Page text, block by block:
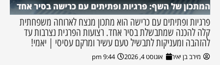
המתכון של השף: פרגיות ופתיתים עם כרישה בסיר אחד
פרגיות ופתיתים עם כרישה הוא מתכון מנצח לארוחה משפחתית
קלה להכנה שמתבשלת בסיר אחד. רצועות הפרגית נצרבות עד
להזהבה ומעניקות לתבשיל טעם עשיר ומרקם עסיסי | יאמי!
מירב בן יאיר אוגוסט 4, 2026 9:44 pm